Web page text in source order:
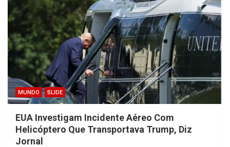
MUNDO SLIDE
EUA Investigam Incidente Aéreo Com
Helicóptero Que Transportava Trump, Diz
Jornal